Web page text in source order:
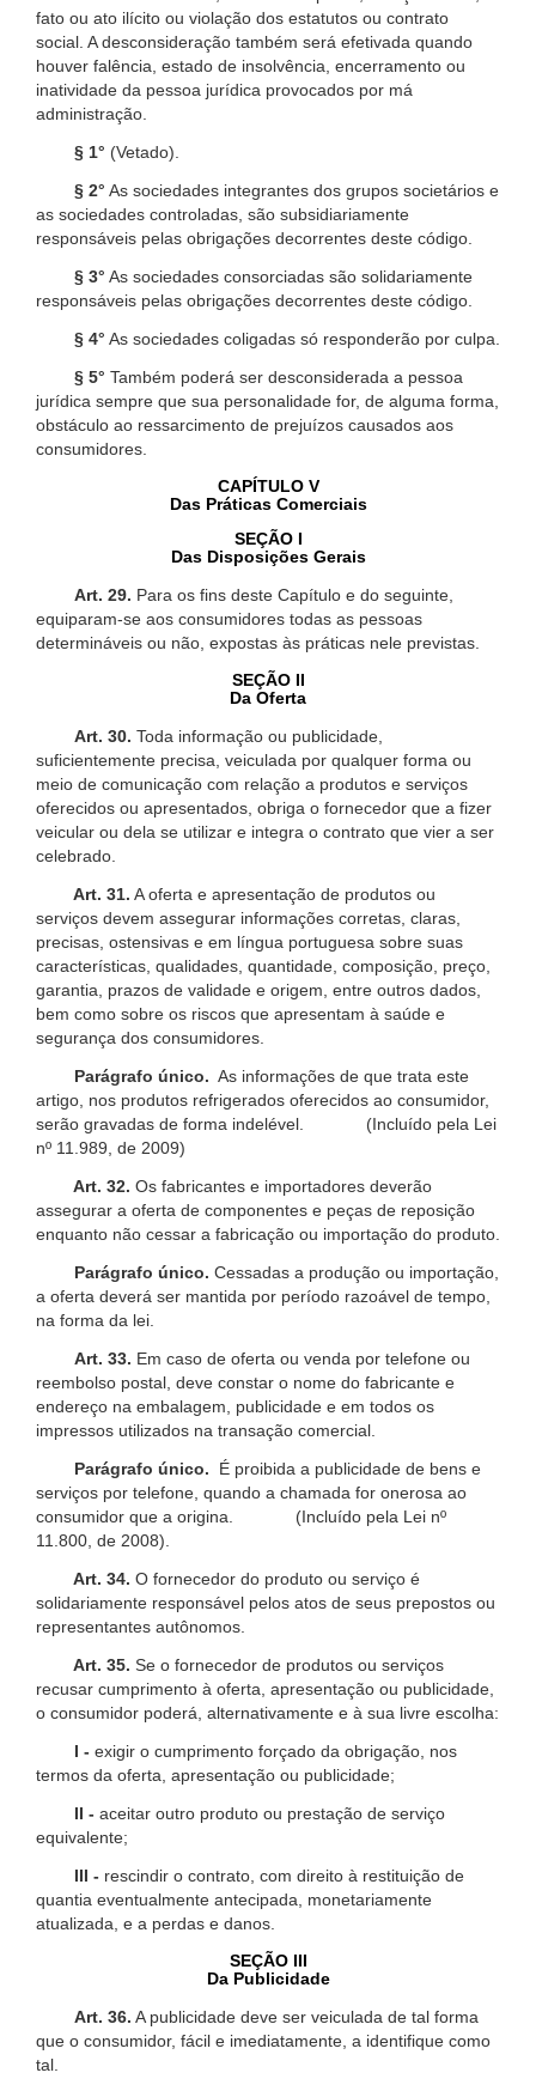
fato ou ato ilícito ou violação dos estatutos ou contrato
social. A desconsideração também será efetivada quando
houver falência, estado de insolvência, encerramento ou
inatividade da pessoa jurídica provocados por má
administração.
§ 1° (Vetado).
§ 2° As sociedades integrantes dos grupos societários e
as sociedades controladas, são subsidiariamente
responsáveis pelas obrigações decorrentes deste código.
§ 3° As sociedades consorciadas são solidariamente
responsáveis pelas obrigações decorrentes deste código.
§ 4° As sociedades coligadas só responderão por culpa.
§ 5° Também poderá ser desconsiderada a pessoa
jurídica sempre que sua personalidade for, de alguma forma,
obstáculo ao ressarcimento de prejuízos causados aos
consumidores.
CAPÍTULO V
Das Práticas Comerciais
SEÇÃO I
Das Disposições Gerais
Art. 29. Para os fins deste Capítulo e do seguinte,
equiparam-se aos consumidores todas as pessoas
determináveis ou não, expostas às práticas nele previstas.
SEÇÃO II
Da Oferta
Art. 30. Toda informação ou publicidade,
suficientemente precisa, veiculada por qualquer forma ou
meio de comunicação com relação a produtos e serviços
oferecidos ou apresentados, obriga o fornecedor que a fizer
veicular ou dela se utilizar e integra o contrato que vier a ser
celebrado.
Art. 31. A oferta e apresentação de produtos ou
serviços devem assegurar informações corretas, claras,
precisas, ostensivas e em língua portuguesa sobre suas
características, qualidades, quantidade, composição, preço,
garantia, prazos de validade e origem, entre outros dados,
bem como sobre os riscos que apresentam à saúde e
segurança dos consumidores.
Parágrafo único. As informações de que trata este
artigo, nos produtos refrigerados oferecidos ao consumidor,
serão gravadas de forma indelével. (Incluído pela Lei
nº 11.989, de 2009)
Art. 32. Os fabricantes e importadores deverão
assegurar a oferta de componentes e peças de reposição
enquanto não cessar a fabricação ou importação do produto.
Parágrafo único. Cessadas a produção ou importação,
a oferta deverá ser mantida por período razoável de tempo,
na forma da lei.
Art. 33. Em caso de oferta ou venda por telefone ou
reembolso postal, deve constar o nome do fabricante e
endereço na embalagem, publicidade e em todos os
impressos utilizados na transação comercial.
Parágrafo único.
É proibida a publicidade de bens e
serviços por telefone, quando a chamada for onerosa ao
consumidor que a origina. (Incluído pela Lei nº
11.800, de 2008).
Art. 34. O fornecedor do produto ou serviço é
solidariamente responsável pelos atos de seus prepostos ou
representantes autônomos.
Art. 35. Se o fornecedor de produtos ou serviços
recusar cumprimento à oferta, apresentação ou publicidade,
o consumidor poderá, alternativamente e à sua livre escolha:
I - exigir o cumprimento forçado da obrigação, nos
termos da oferta, apresentação ou publicidade;
II - aceitar outro produto ou prestação de serviço
equivalente;
III - rescindir o contrato, com direito à restituição de
quantia eventualmente antecipada, monetariamente
atualizada, e a perdas e danos.
SEÇÃO III
Da Publicidade
Art. 36. A publicidade deve ser veiculada de tal forma
que o consumidor, fácil e imediatamente, a identifique como
tal.